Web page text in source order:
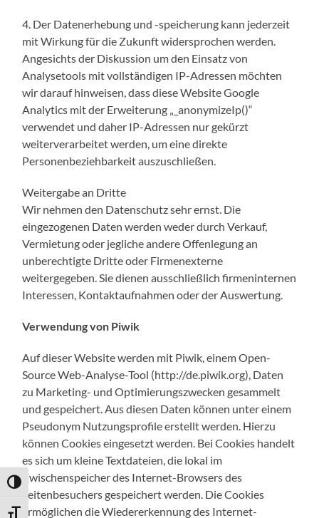
Umschalten auf hohe Kontraste
Schrift vergrößern
4. Der Datenerhebung und -speicherung kann jederzeit
mit Wirkung für die Zukunft widersprochen werden.
Angesichts der Diskussion um den Einsatz von
Analysetools mit vollständigen IP-Adressen möchten
wir darauf hinweisen, dass diese Website Google
Analytics mit der Erweiterung „_anonymizeIp()“
verwendet und daher IP-Adressen nur gekürzt
weiterverarbeitet werden, um eine direkte
Personenbeziehbarkeit auszuschließen.
Weitergabe an Dritte
Wir nehmen den Datenschutz sehr ernst. Die
eingezogenen Daten werden weder durch Verkauf,
Vermietung oder jegliche andere Offenlegung an
unberechtigte Dritte oder Firmenexterne
weitergegeben. Sie dienen ausschließlich firmeninternen
Interessen, Kontaktaufnahmen oder der Auswertung.
Verwendung von Piwik
Auf dieser Website werden mit Piwik, einem Open-
Source Web-Analyse-Tool (http://de.piwik.org), Daten
zu Marketing- und Optimierungszwecken gesammelt
und gespeichert. Aus diesen Daten können unter einem
Pseudonym Nutzungsprofile erstellt werden. Hierzu
können Cookies eingesetzt werden. Bei Cookies handelt
es sich um kleine Textdateien, die lokal im
Zwischenspeicher des Internet-Browsers des
Seitenbesuchers gespeichert werden. Die Cookies
ermöglichen die Wiedererkennung des Internet-